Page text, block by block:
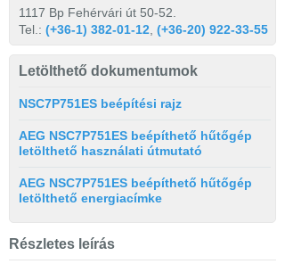
1117 Bp Fehérvári út 50-52.
Tel.: (+36-1) 382-01-12 (+36-20) 922-33-55
Letölthető dokumentumok
NSC7P751ES beépítési rajz
AEG NSC7P751ES beépíthető hűtőgép
letölthető használati útmutató
AEG NSC7P751ES beépíthető hűtőgép
letölthető energiacímke
Részletes leírás